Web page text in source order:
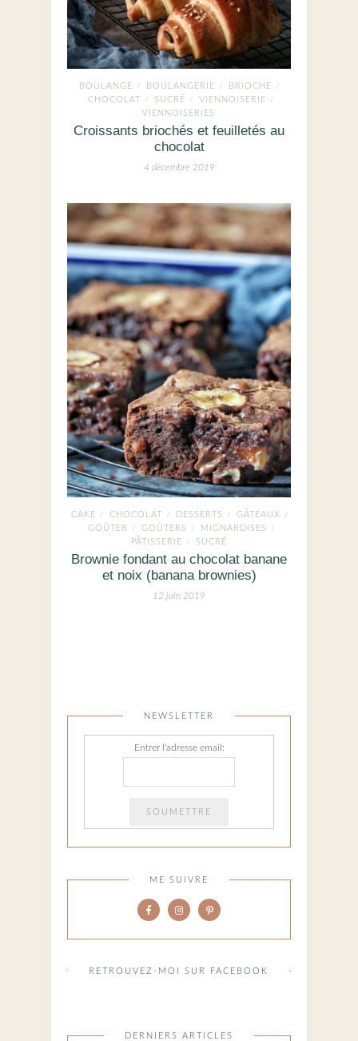
BOULANGE / BOULANGERIE / BRIOCHE /
CHOCOLAT / SUCRÉ / VIENNOISERIE /
VIENNOISERIES
Croissants briochés et feuilletés au
chocolat
4 décembre 2019
CAKE / CHOCOLAT / DESSERTS / GÂTEAUX /
GOÛTER / GOÛTERS / MIGNARDISES /
PÂTISSERIE / SUCRÉ
Brownie fondant au chocolat banane
et noix (banana brownies)
12 juin 2019
NEWSLETTER
Entrer l'adresse email:
ME SUIVRE
RETROUVEZ-MOI SUR FACEBOOK
DERNIERS ARTICLES